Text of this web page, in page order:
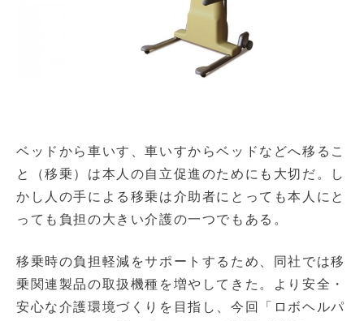
ベッドから車いす、車いすからベッドなどへ移るこ
と（移乗）は本人の自立促進のためにも大切だ。し
かし人の手による移乗は介助者にとっても本人にと
っても負担の大きい介護の一つでもある。
移乗時の負担軽減をサポートするため、同社では移
乗関連製品の取扱機種を増やしてきた。より安全・
安心な介護環境づくりを目指し、今回「ロボヘルパ